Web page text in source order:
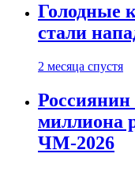
Голодные
стали
2 месяца спустя
Россиянин
миллиона
ЧМ-2026